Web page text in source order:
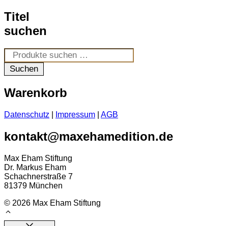
Titel
suchen
Suchen
nach:
Suchen
Warenkorb
Datenschutz Impressum AGB
kontakt@maxehamedition.de
Max Eham Stiftung
Dr. Markus Eham
Schachnerstraße 7
81379 München
© 2026 Max Eham Stiftung